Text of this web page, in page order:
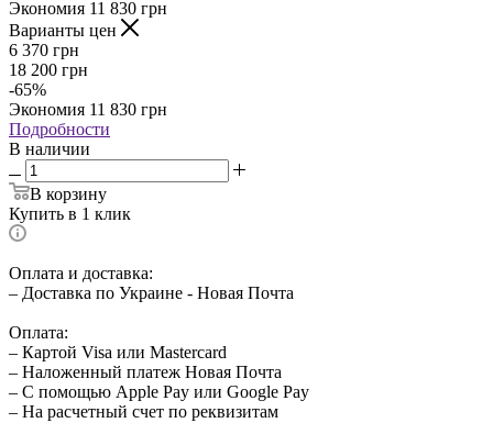
Экономия 11 830 грн
Варианты цен
6 370 грн
18 200 грн
-65%
Экономия 11 830 грн
Подробности
В наличии
В корзину
Купить в 1 клик
Оплата и доставка:
– Доставка по Украине - Новая Почта
Оплата:
– Картой Visa или Mastercard
– Наложенный платеж Новая Почта
– С помощью Apple Pay или Google Pay
– На расчетный счет по реквизитам